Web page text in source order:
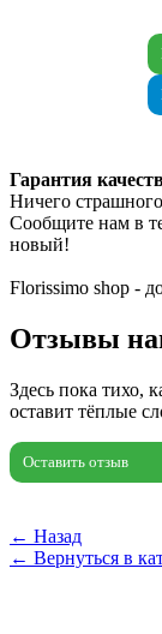
Гарантия
Ничего
Сообщите нам в
новый!
Florissimo shop -
Отзывы
Здесь пока тихо,
оставит тёплые
Оставить отзыв
← Назад
← Вернуться в